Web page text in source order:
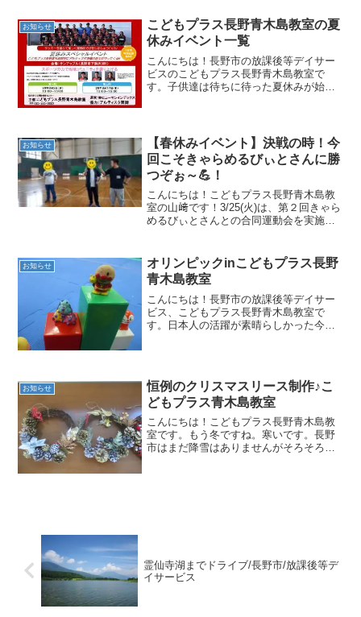
お知らせ
こどもプラス長野青木島教室の夏
休みイベント一覧
こんにちは！長野市の放課後等デイサー
ビスのこどもプラス長野青木島教室で
す。子供達は待ちに待った夏休みが始ま
は、せっかく夏休みに...
お知らせ
【春休みイベント】決戦の時！今
回こそきゃらめるびぃとさんに勝
つぞぉ～💪！
こんにちは！こどもプラス長野青木島教
室の山﨑です！3/25(火)は、第２回きゃら
めるびぃとさんとの合同運動会を実施し
我々は屈辱を果たすために作戦会議と、
競技の練習をしてき...
お知らせ
オリンピックinこどもプラス長野
青木島教室
こんにちは！長野市の放課後等デイサー
ビス、こどもプラス長野青木島教室で
す。日本人の活躍が素晴らしかった今回
お知らせ
恒例のクリスマスリース制作♪こ
どもプラス青木島教室
こんにちは！こどもプラス長野青木島教
室です。もう冬ですね。寒いです。長野
市はまだ降雪はありませんがそろそろな
霊仙寺湖までドライブ/長野市/放課後等デ
イサービス